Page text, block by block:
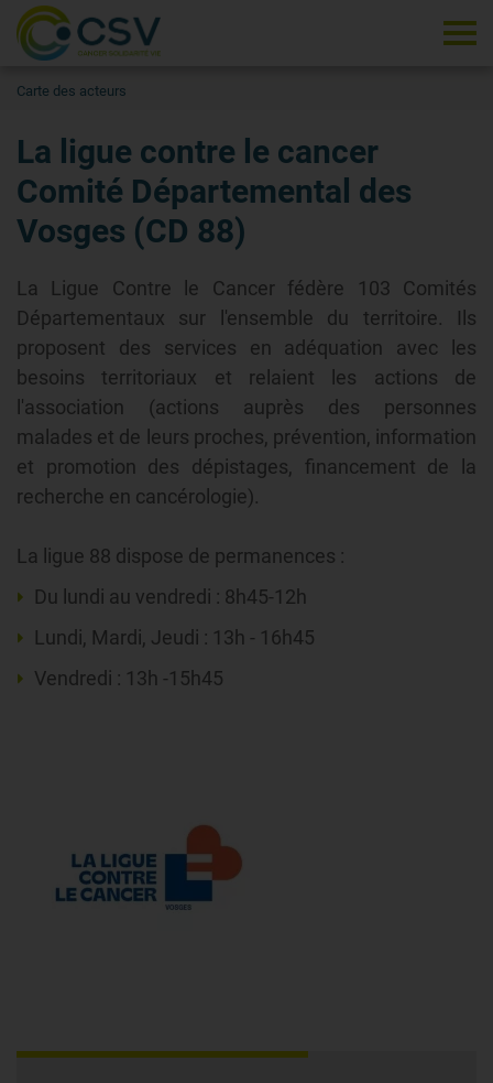
Carte des acteurs
La ligue contre le cancer
Comité Départemental des
Vosges (CD 88)
La Ligue Contre le Cancer fédère 103 Comités
Départementaux sur l'ensemble du territoire. Ils
proposent des services en adéquation avec les
besoins territoriaux et relaient les actions de
l'association (actions auprès des personnes
malades et de leurs proches, prévention, information
et promotion des dépistages, financement de la
recherche en cancérologie).
La ligue 88 dispose de permanences :
Du lundi au vendredi : 8h45-12h
Lundi, Mardi, Jeudi : 13h - 16h45
Vendredi : 13h -15h45